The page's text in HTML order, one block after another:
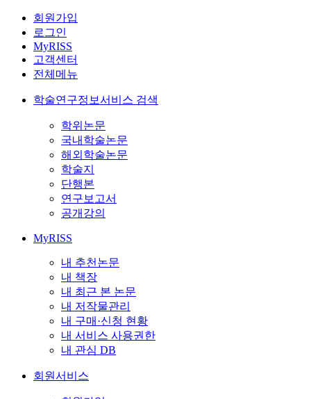
회원가입
로그인
MyRISS
고객센터
전체메뉴
학술연구정보서비스 검색
학위논문
국내학술논문
해외학술논문
학술지
단행본
연구보고서
공개강의
MyRISS
내 추천논문
내 책장
내 최근 본 논문
내 저작물관리
내 구매·신청 현황
내 서비스 사용권한
내 관심 DB
회원서비스